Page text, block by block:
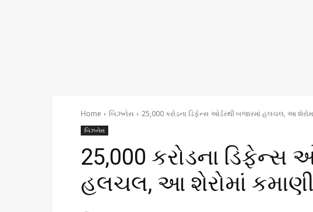
Home બિઝનેસ 25,000 કરોડના ડિફેન્સ ઓર્ડરથી બજારમાં હલચલ, આ
બિઝનેસ
25,000 કરોડના ડિફેન્સ
હલચલ, આ શેરોમાં